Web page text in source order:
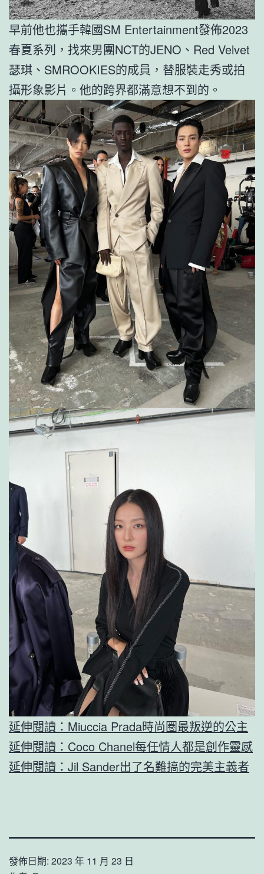
早前他也攜手韓國SM Entertainment發佈2023
春夏系列，找來男團NCT的JENO、Red Velvet
瑟琪、SMROOKIES的成員，替服裝走秀或拍
攝形象影片。他的跨界都滿意想不到的。
延伸閱讀：Miuccia Prada時尚圈最叛逆的公主
延伸閱讀：Coco Chanel每任情人都是創作靈感
延伸閱讀：Jil Sander出了名難搞的完美主義者
發佈日期: 2023 年 11 月 23 日